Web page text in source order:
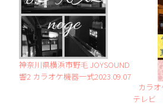
神奈川県横浜市野毛 JOYSOUND
響2 カラオケ機器一式2023.09.07
カラ
テレビ